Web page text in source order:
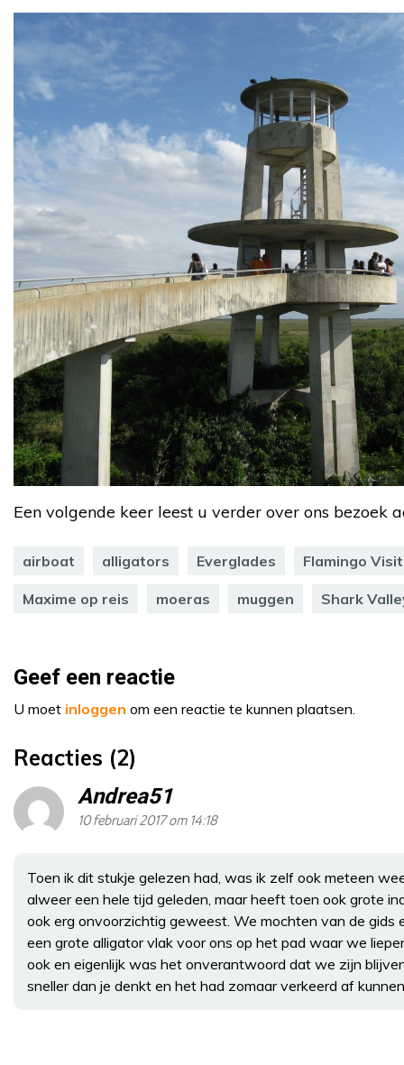
Een volgende keer leest u verder over ons bezoek
airboat alligators Everglades Flamingo
Maxime op reis moeras muggen Shark
Geef een reactie
U moet inloggen om een reactie te kunnen plaatsen.
Reacties (2)
Andrea51
10 februari 2017 om 14:18
Toen ik dit stukje gelezen had, was ik zelf ook meteen
alweer een hele tijd geleden, maar heeft toen ook grote
ook erg onvoorzichtig geweest. We mochten van de
een grote alligator vlak voor ons op het pad waar we
ook en eigenlijk was het onverantwoord dat we zijn
sneller dan je denkt en het had zomaar verkeerd af